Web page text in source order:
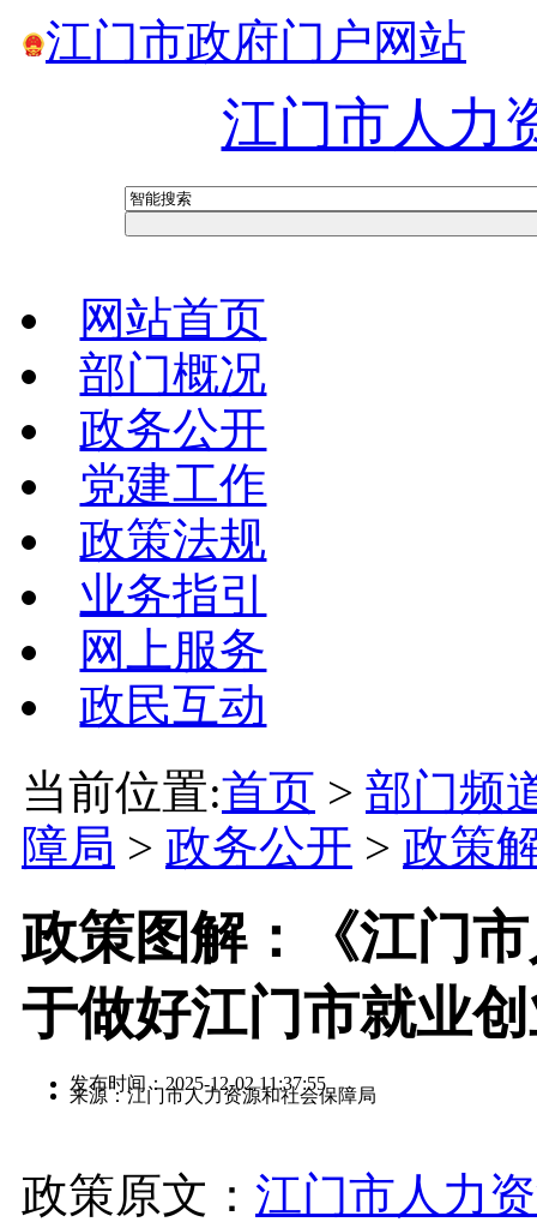
江门市政府门户网站
江门市人力
网站首页
部门概况
政务公开
党建工作
政策法规
业务指引
网上服务
政民互动
当前位置:首页 > 部门频
障局 > 政务公开 > 政策
政策图解：《江门
于做好江门市就业
发布时间：2025-12-02 11:37:55
来源：江门市人力资源和社会保障局
政策原文： 江门市人力